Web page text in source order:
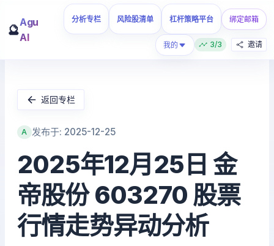
🔮Agu
AI
分析专栏 风险股清单 杠杆策略平台 绑定邮箱
我的 3/3 邀请
返回专栏
A 发布于: 2025-12-25
2025年12月25日 金
帝股份 603270 股票
行情走势异动分析